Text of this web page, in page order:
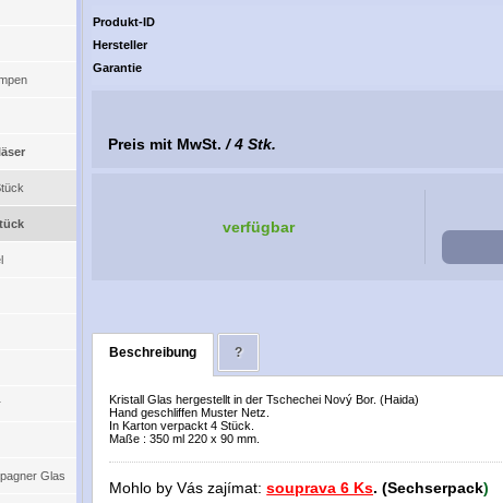
Glas
Produkt-ID
Hersteller
Garantie
Preis mit MwSt. / 4 Stk.
verfügbar
Beschreibung ?
Kristall Glas hergestellt in der Tschechei Nový Bor. (Haida)
Hand geschliffen Muster Netz.
In Karton verpackt 4 Stück.
Maße : 350 ml 220 x 90 mm.
Mohlo by Vás zajímat:souprava 6 Ks. (Sechserpack)